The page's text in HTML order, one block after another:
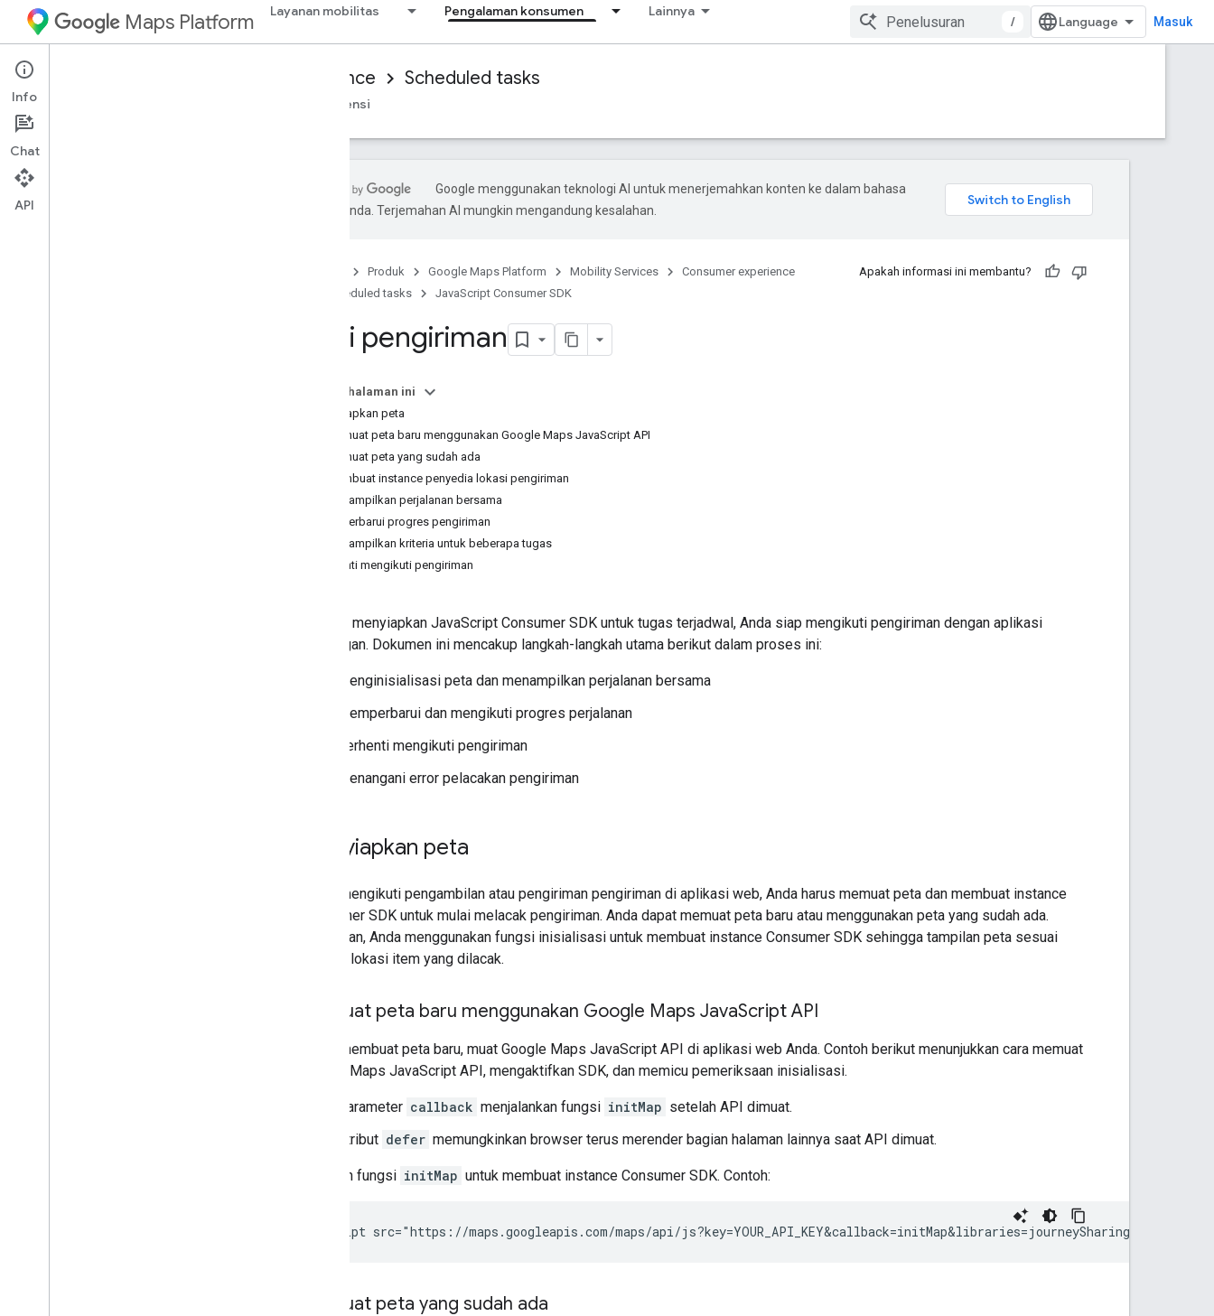
Maps Platform Layanan mobilitas Pengalaman konsumen Lainnya
/ Masuk
Mobility Services Consumer experience Scheduled tasks
Ringkasan Referensi
Google menggunakan teknologi AI untuk menerjemahkan konten ke dalam bahasa
pilihan Anda. Terjemahan AI mungkin mengandung kesalahan.
Produk Google Maps Platform Mobility Services
Consumer experience
Scheduled tasks
JavaScript Consumer SDK
Apakah informasi ini membantu?
Ikuti pengiriman
Pada halaman ini
Menyiapkan peta
Memuat peta baru menggunakan Google Maps JavaScript API
Memuat peta yang sudah ada
Membuat instance penyedia lokasi pengiriman
Menampilkan perjalanan bersama
Memperbarui progres pengiriman
Menampilkan kriteria untuk beberapa tugas
Berhenti mengikuti pengiriman
Setelah menyiapkan JavaScript Consumer SDK untuk tugas terjadwal, Anda siap mengikuti pengiriman dengan aplikasi
pelanggan. Dokumen ini mencakup langkah-langkah utama berikut dalam proses ini:
Menginisialisasi peta dan menampilkan perjalanan bersama
Memperbarui dan mengikuti progres perjalanan
Berhenti mengikuti pengiriman
Menangani error pelacakan pengiriman
Menyiapkan peta
Untuk mengikuti pengambilan atau pengiriman pengiriman di aplikasi web, Anda harus memuat peta dan membuat instance
Consumer SDK untuk mulai melacak pengiriman. Anda dapat memuat peta baru atau menggunakan peta yang sudah ada.
Kemudian, Anda menggunakan fungsi inisialisasi untuk membuat instance Consumer SDK sehingga tampilan peta sesuai
dengan lokasi item yang dilacak.
Memuat peta baru menggunakan Google Maps JavaScript API
Untuk membuat peta baru, muat Google Maps JavaScript API di aplikasi web Anda. Contoh berikut menunjukkan cara memuat
Google Maps JavaScript API, mengaktifkan SDK, dan memicu pemeriksaan inisialisasi.
Parameter callback menjalankan fungsi initMap setelah API dimuat.
Atribut defer memungkinkan browser terus merender bagian halaman lainnya saat API dimuat.
Gunakan fungsi initMap untuk membuat instance Consumer SDK. Contoh:
Memuat peta yang sudah ada
Info
Chat
API